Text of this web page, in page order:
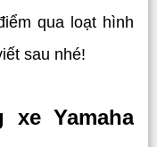
qua loạt hình
sau nhé!
Yamaha